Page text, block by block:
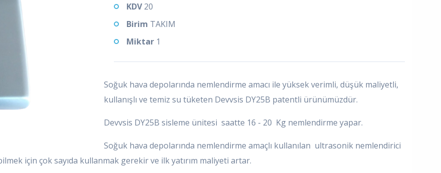
KDV20
Birim TAKIM
Miktar 1
Soğuk hava depolarında nemlendirme amacı ile yüksek verimli, düşük maliyetli,
kullanışlı ve temiz su tüketen Devvsis DY25B patentli ürünümüzdür.
Devvsis DY25B sisleme ünitesi saatte 16 - 20 Kg nemlendirme yapar.
Soğuk hava depolarında nemlendirme amaçlı kullanılan ultrasonik nemlendirici
için çok sayıda kullanmak gerekir ve ilk yatırım maliyeti artar.